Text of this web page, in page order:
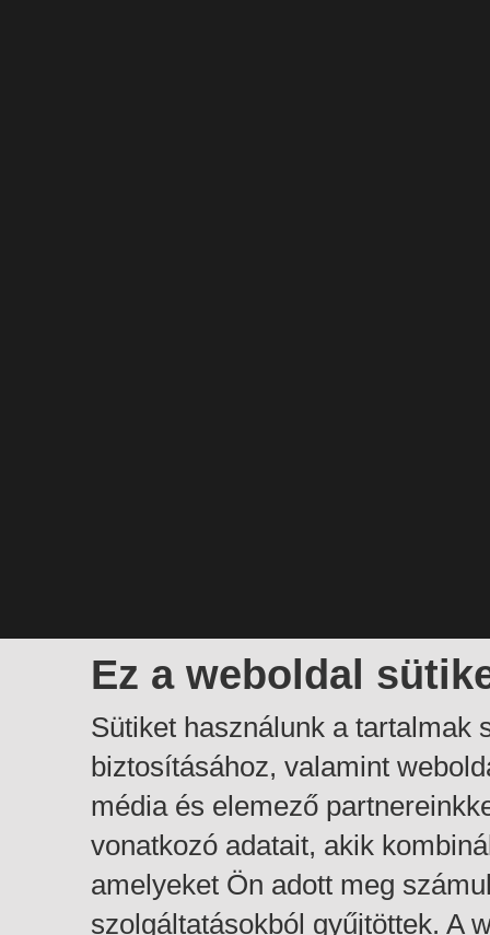
Ez a weboldal
Sütiket használunk a tartalmak
biztosításához, valamint
média és elemező
vonatkozó adatait, akik
amelyeket Ön adott meg
szolgáltatásokból gyűjtöttek. A